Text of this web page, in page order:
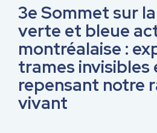
3e Sommet sur
verte et bleue
montréalaise :
trames invisibles
repensant notre
vivant